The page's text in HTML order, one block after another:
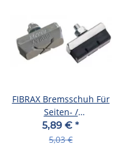
FIBRAX Bremsschuh Für
Seiten- /
Mittelzugbremse SH 300
R, für
5,89 € *
5,03 €